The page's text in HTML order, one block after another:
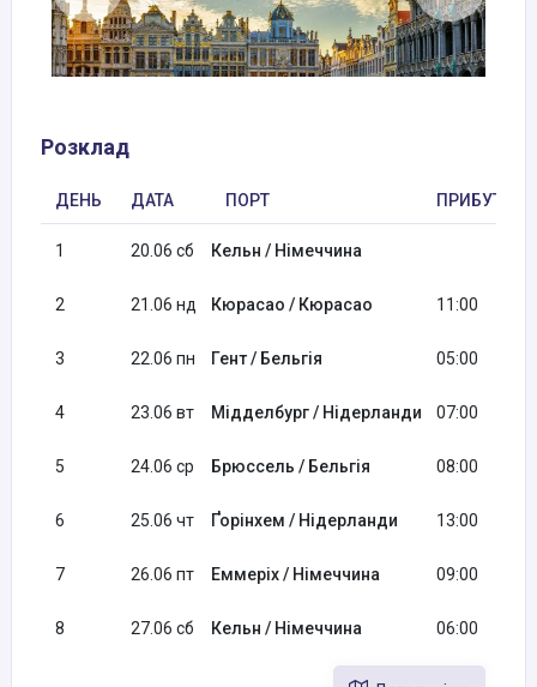
Розклад
ДЕНЬ ДАТА ПОРТ ПРИБУТТЯ
1 20.06 сб Кельн / Німеччина
2 21.06 нд Кюрасао / Кюрасао 11:00
3 22.06 пн Гент / Бельгія 05:00
4 23.06 вт Мідделбург / Нідерланди 07:00
5 24.06 ср Брюссель / Бельгія 08:00
6 25.06 чт Ґорінхем / Нідерланди 13:00
7 26.06 пт Еммеріх / Німеччина 09:00
8 27.06 сб Кельн / Німеччина 06:00